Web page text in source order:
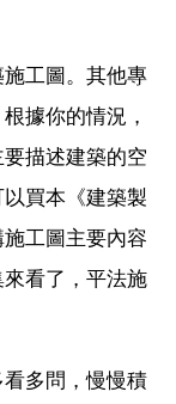
工圖。其他專
據你的情況，
描述建築的空
買本《建築製
工圖主要內容
看了，平法施
多問，慢慢積